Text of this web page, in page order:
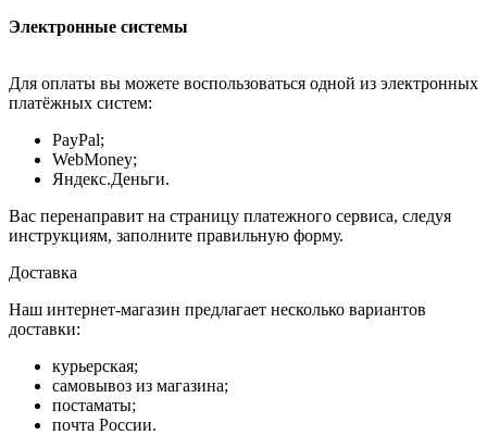
Электронные системы
Для оплаты вы можете воспользоваться одной из электронных
платёжных систем:
PayPal;
WebMoney;
Яндекс.Деньги.
Вас перенаправит на страницу платежного сервиса, следуя
инструкциям, заполните правильную форму.
Доставка
Наш интернет-магазин предлагает несколько вариантов
доставки:
курьерская;
самовывоз из магазина;
постаматы;
почта России.